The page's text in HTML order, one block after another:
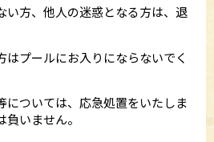
い方、他人の迷惑となる方は、退
はプールにお入りにならないでく
については、応急処置をいたしま
いません。